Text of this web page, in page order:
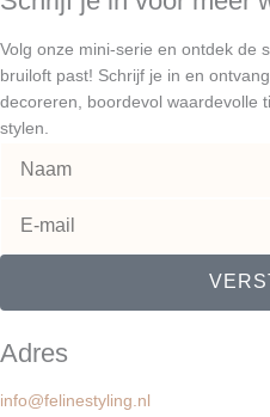
r
e
s
g
r
o
o
Volg onze mini-serie en ontdek de
bruiloft past! Schrijf je in en
decoreren, boordevol waardevolle
stylen.
Adres
info@felinestyling.nl